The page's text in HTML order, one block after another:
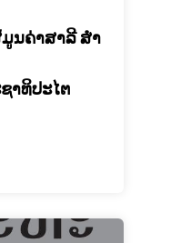
ມູນຄ່າສາລີ ສໍາ
າທິປະໄຕ